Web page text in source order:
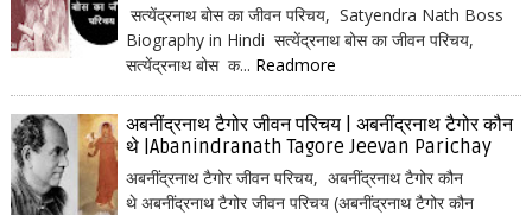
सत्येंद्रनाथ बोस का जीवन परिचय, Satyendra Nath Boss
Biography in Hindi सत्येंद्रनाथ बोस का जीवन परिचय,
सत्येंद्रनाथ बोस क... Readmore
अबनींद्रनाथ टैगोर जीवन परिचय | अबनींद्रनाथ टैगोर कौन
थे |Abanindranath Tagore Jeevan Parichay
अबनींद्रनाथ टैगोर जीवन परिचय, अबनींद्रनाथ टैगोर कौन
थे अबनींद्रनाथ टैगोर जीवन परिचय (अबनींद्रनाथ टैगोर कौन